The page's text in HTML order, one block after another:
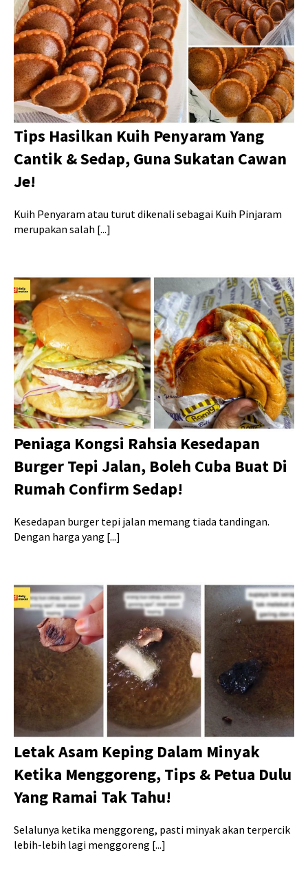
Tips Hasilkan Kuih Penyaram Yang
Cantik & Sedap, Guna Sukatan Cawan
Je!
Kuih Penyaram atau turut dikenali sebagai Kuih Pinjaram
merupakan salah [...]
Peniaga Kongsi Rahsia Kesedapan
Burger Tepi Jalan, Boleh Cuba Buat Di
Rumah Confirm Sedap!
Kesedapan burger tepi jalan memang tiada tandingan.
Dengan harga yang [...]
Letak Asam Keping Dalam Minyak
Ketika Menggoreng, Tips & Petua Dulu
Yang Ramai Tak Tahu!
Selalunya ketika menggoreng, pasti minyak akan terpercik
lebih-lebih lagi menggoreng [...]